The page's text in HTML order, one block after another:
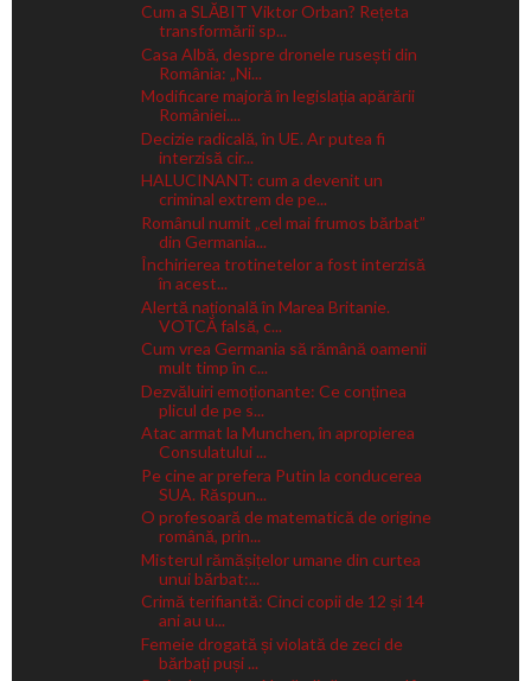
Cum a SLĂBIT Viktor Orban? Rețeta
transformării sp...
Casa Albă, despre dronele rusești din
România: „Ni...
Modificare majoră în legislația apărării
României....
Decizie radicală, în UE. Ar putea fi
interzisă cir...
HALUCINANT: cum a devenit un
criminal extrem de pe...
Românul numit „cel mai frumos bărbat”
din Germania...
Închirierea trotinetelor a fost interzisă
în acest...
Alertă națională în Marea Britanie.
VOTCĂ falsă, c...
Cum vrea Germania să rămână oamenii
mult timp în c...
Dezvăluiri emoționante: Ce conținea
plicul de pe s...
Atac armat la Munchen, în apropierea
Consulatului ...
Pe cine ar prefera Putin la conducerea
SUA. Răspun...
O profesoară de matematică de origine
română, prin...
Misterul rămășițelor umane din curtea
unui bărbat:...
Crimă terifiantă: Cinci copii de 12 și 14
ani au u...
Femeie drogată și violată de zeci de
bărbați puși ...